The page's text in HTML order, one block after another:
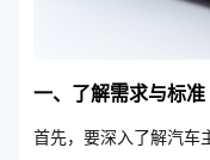
一、了解需求与标准
首先，要深入了解汽车